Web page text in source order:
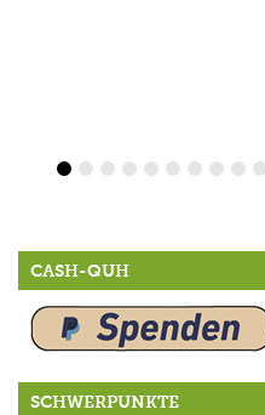
CASH-QUH
SCHWERPUNKTE